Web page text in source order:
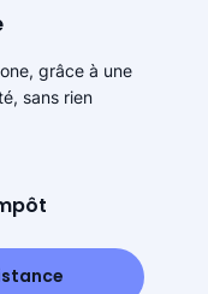
grâce à une
sans rien